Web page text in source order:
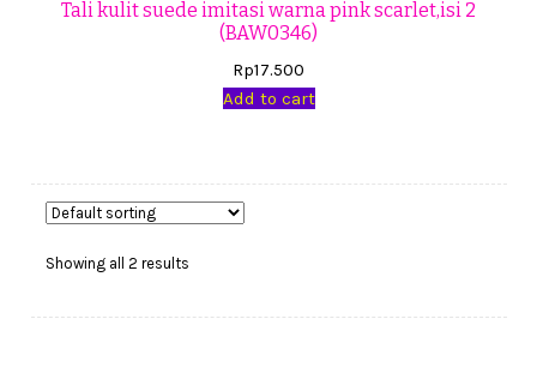
Tali kulit suede imitasi warna pink scarlet,isi 2
(BAW0346)
Rp17.500
Add to cart
Showing all 2 results